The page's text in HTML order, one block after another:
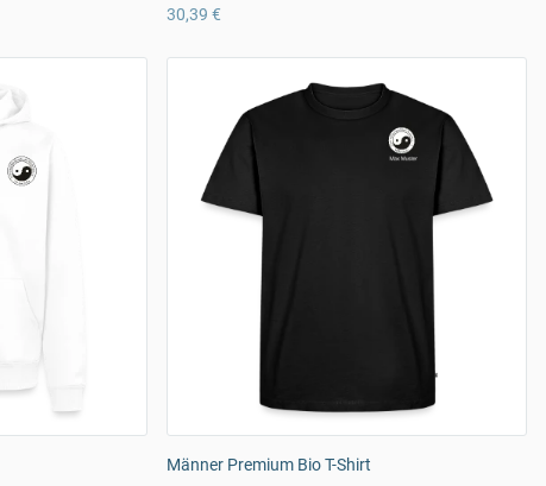
30,39 €
Männer Premium Bio T-Shirt